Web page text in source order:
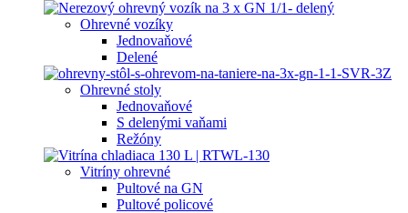
Ohrevné vozíky
Jednovaňové
Delené
Ohrevné stoly
Jednovaňové
S delenými vaňami
Režóny
Vitríny ohrevné
Pultové na GN
Pultové policové